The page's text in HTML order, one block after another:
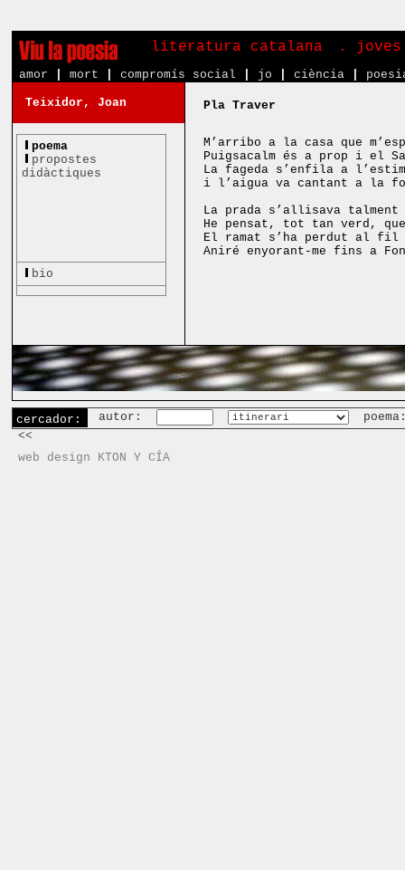
literatura catalana .
amor mort compromís social jo ciència
Teixidor, Joan
poema
propostes
didàctiques
bio
Pla Traver
M’arribo a la casa que
Puigsacalm és a prop i el
La fageda s’enfila a
i l’aigua va cantant a la
La prada s’allisava
He pensat, tot tan verd,
El ramat s’ha perdut al fil
Aniré enyorant-me fins a
cercador: autor:
<<
web design KTON Y CÍA